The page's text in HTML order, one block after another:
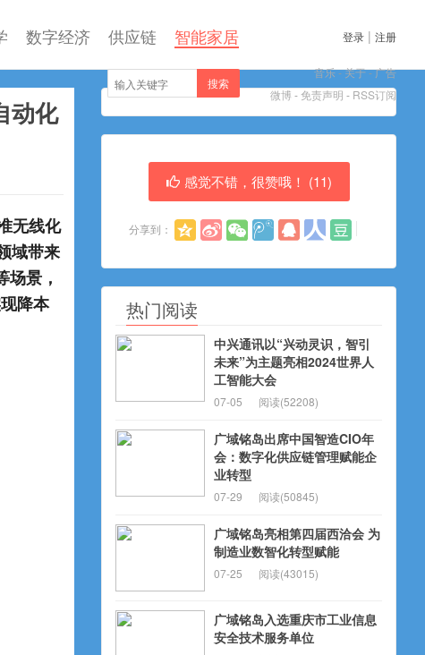
数字经济 供应链 智能家居 登录 | 注册
音乐-关于-广告
微博 - 免责声明 - RSS订阅
搜索
动化
无线化
域带来
场景，
现降本
感觉不错，很赞哦！ (11)
分享到：
热门阅读
中兴通讯以“兴动灵识，智引
未来”为主题亮相2024世界人
工智能大会
07-05 阅读(52208)
广域铭岛出席中国智造CIO年
会：数字化供应链管理赋能企
业转型
07-29 阅读(50845)
广域铭岛亮相第四届西洽会 为
制造业数智化转型赋能
07-25 阅读(43015)
广域铭岛入选重庆市工业信息
安全技术服务单位